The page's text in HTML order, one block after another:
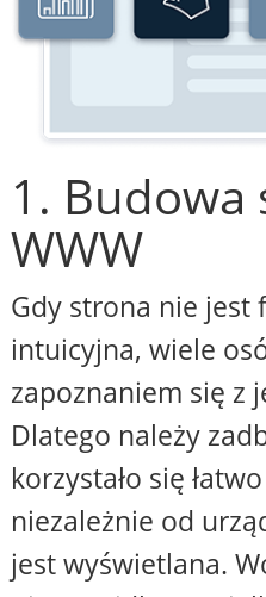
1. Budowa
WWW
Gdy strona nie jest
intuicyjna, wiele
zapoznaniem się z
Dlatego należy
korzystało się
niezależnie od
jest wyświetlana.